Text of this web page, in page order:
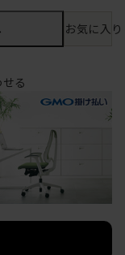
お気に入
る